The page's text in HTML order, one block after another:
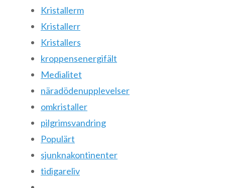
Kristallerm
Kristallerr
Kristallers
kroppensenergifält
Medialitet
näradödenupplevelser
omkristaller
pilgrimsvandring
Populärt
sjunknakontinenter
tidigareliv